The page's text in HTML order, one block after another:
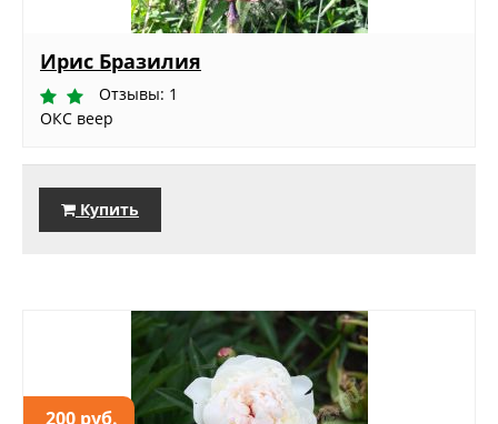
Ирис Бразилия
Отзывы: 1
ОКС веер
Купить
200 руб.